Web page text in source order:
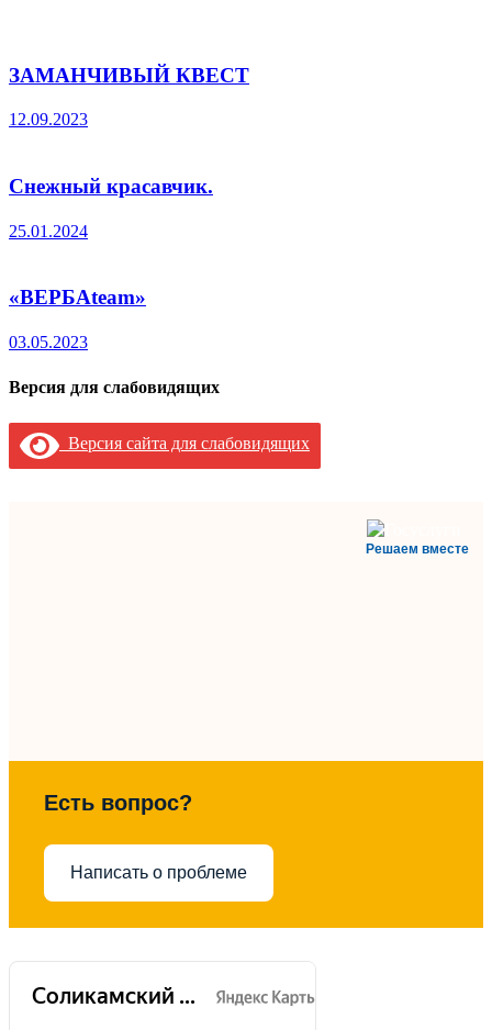
ЗАМАНЧИВЫЙ КВЕСТ
12.09.2023
Снежный красавчик.
25.01.2024
«ВЕРБАteam»
03.05.2023
Версия для слабовидящих
Версия сайта для слабовидящих
Решаем вместе
Есть вопрос?
Написать о проблеме